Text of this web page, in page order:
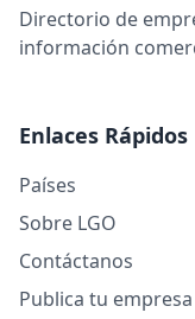
Directorio de
información
Enlaces Rápidos
Países
Sobre LGO
Contáctanos
Publica tu empresa